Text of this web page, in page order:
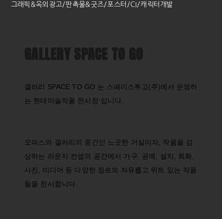
그래픽&옥외광고/판촉물&굿즈/포스터/CI/캐릭터개발
GALLERY SPACE TO GO
갤러리 SPACE TO GO 는 스페이스투고(주)에서 운영하
는 현대미술작품 전시장 입니다.
오피스와 갤러리의 중간인 느긋한 거실이자, 작품을 감
상하는 라운지 컨셉의 공간에서 가구, 공예, 설치, 회화,
사진, 미디어 등 다양한 장르의 자유롭고 위트 있는 작품
들을 전시합니다.